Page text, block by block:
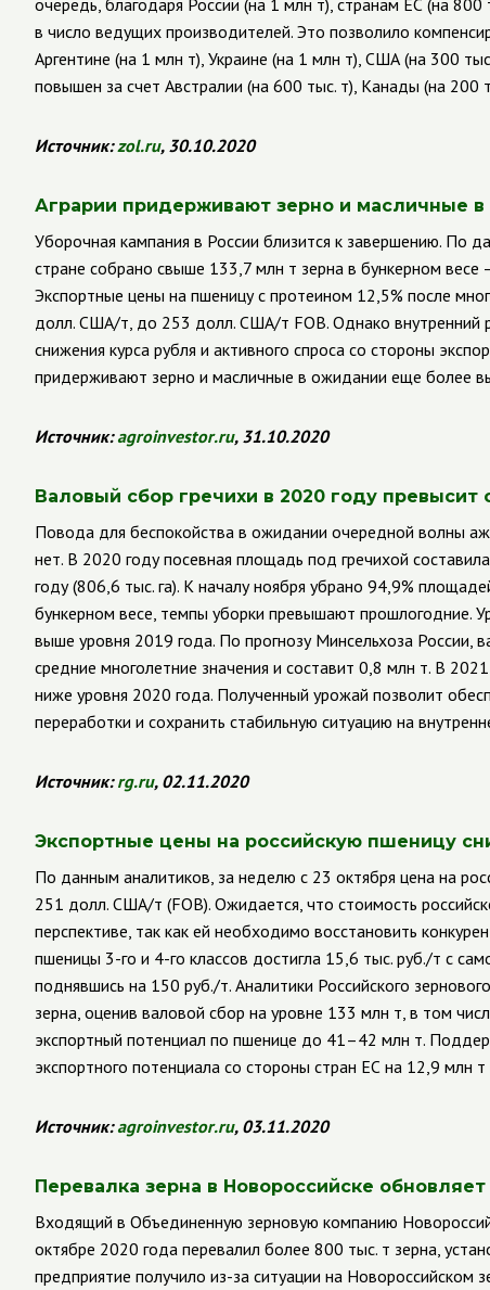
в число ведущих производителей. Это позволило
Аргентине (на 1 млн т), Украине (на 1 млн т), США (на 300
повышен за счет Австралии (на 600 тыс. т), Канады (на 200
Источник:zol.ru, 30.10.2020
Аграрии придерживают зерно и масличные
Уборочная кампания в России близится к завершению. По
стране собрано свыше 133,7 млн т зерна в бункерном
Экспортные цены на пшеницу с протеином 12,5% после
долл. США/т, до 253 долл. США/т FOB. Однако внутренний
снижения курса рубля и активного спроса со стороны
придерживают зерно и масличные в ожидании еще более
Источник:agroinvestor.ru, 31.10.2020
Валовый сбор гречихи в 2020 году
Повода для беспокойства в ожидании очередной волны
нет. В 2020 году посевная площадь под гречихой
году (806,6 тыс. га). К началу ноября убрано 94,9%
бункерном весе, темпы уборки превышают прошлогодние.
выше уровня 2019 года. По прогнозу Минсельхоза России,
средние многолетние значения и составит 0,8 млн т. В
ниже уровня 2020 года. Полученный урожай позволит
переработки и сохранить стабильную ситуацию на
Источник:rg.ru, 02.11.2020
Экспортные цены на российскую пшеницу
По данным аналитиков, за неделю с 23 октября цена на
251 долл. США/т (FOB). Ожидается, что стоимость
перспективе, так как ей необходимо восстановить
пшеницы 3-го и 4-го классов достигла 15,6 тыс. руб./т с
поднявшись на 150 руб./т. Аналитики Российского
зерна, оценив валовой сбор на уровне 133 млн т, в том
экспортный потенциал по пшенице до 41–42 млн т.
экспортного потенциала со стороны стран ЕС на 12,9 млн
Источник:agroinvestor.ru, 03.11.2020
Перевалка зерна в Новороссийске
Входящий в Объединенную зерновую компанию
октябре 2020 года перевалил более 800 тыс. т зерна,
предприятие получило из-за ситуации на Новороссийском